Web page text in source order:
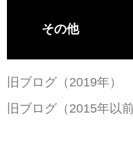
その他
旧ブログ（2019年）
旧ブログ（2015年以前